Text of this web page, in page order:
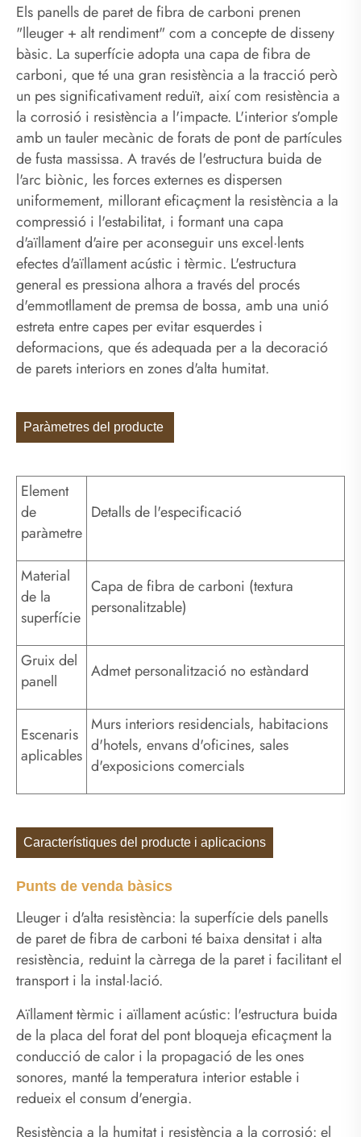
Els panells de paret de fibra de carboni prenen
"lleuger + alt rendiment" com a concepte de disseny
bàsic. La superfície adopta una capa de fibra de
carboni, que té una gran resistència a la tracció però
un pes significativament reduït, així com resistència a
la corrosió i resistència a l'impacte. L'interior s'omple
amb un tauler mecànic de forats de pont de partícules
de fusta massissa. A través de l'estructura buida de
l'arc biònic, les forces externes es dispersen
uniformement, millorant eficaçment la resistència a la
compressió i l'estabilitat, i formant una capa
d'aïllament d'aire per aconseguir uns excel·lents
efectes d'aïllament acústic i tèrmic. L'estructura
general es pressiona alhora a través del procés
d'emmotllament de premsa de bossa, amb una unió
estreta entre capes per evitar esquerdes i
deformacions, que és adequada per a la decoració
de parets interiors en zones d'alta humitat.
Paràmetres del producte
Element
de
paràmetre
Detalls de l'especificació
Material
de la
superfície
Capa de fibra de carboni (textura
personalitzable)
Gruix del
panell
Admet personalització no estàndard
Escenaris
aplicables
Murs interiors residencials, habitacions
d'hotels, envans d'oficines, sales
d'exposicions comercials
Característiques del producte i aplicacions
Punts de venda bàsics
Lleuger i d'alta resistència: la superfície dels panells
de paret de fibra de carboni té baixa densitat i alta
resistència, reduint la càrrega de la paret i facilitant el
transport i la instal·lació.
Aïllament tèrmic i aïllament acústic: l'estructura buida
de la placa del forat del pont bloqueja eficaçment la
conducció de calor i la propagació de les ones
sonores, manté la temperatura interior estable i
redueix el consum d'energia.
Resistència a la humitat i resistència a la corrosió: el